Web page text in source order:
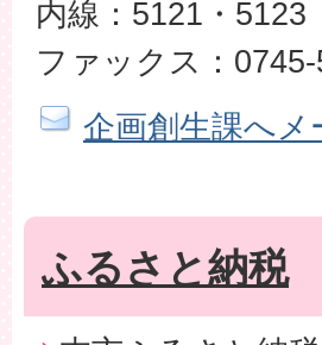
内線：5121・5123
ファックス：
企画創生課へメ
ふるさと納税